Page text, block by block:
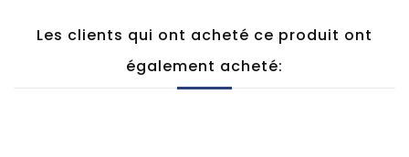
Les clients qui ont acheté ce produit ont
également acheté: